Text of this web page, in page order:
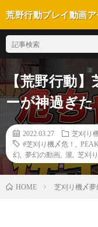
荒野行動プレイ動画
【荒野行動】
ーが神過ぎた
2022.03.27
芝刈り
#芝刈り機〆危！
幻
夢幻の動画 瀧 芝刈
HOME 芝刈り機〆夢